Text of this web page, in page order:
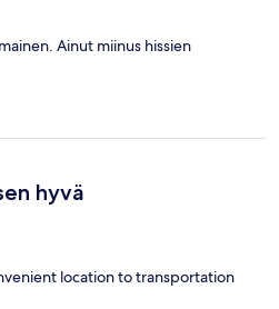
Ainut miinus hissien
hyvä
location to transportation